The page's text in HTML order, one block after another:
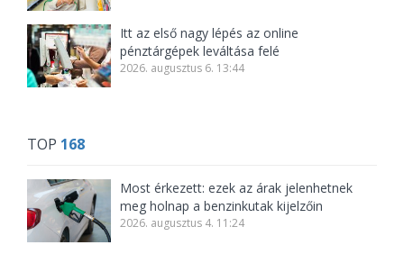
Itt az első nagy lépés az online
pénztárgépek leváltása felé
2026. augusztus 6. 13:44
TOP 168
Most érkezett: ezek az árak jelenhetnek
meg holnap a benzinkutak kijelzőin
2026. augusztus 4. 11:24